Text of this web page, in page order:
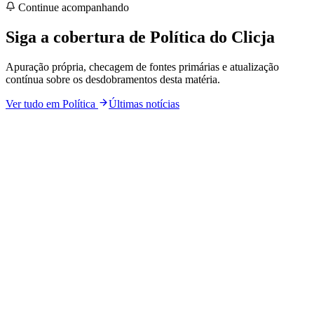
Continue acompanhando
Siga a cobertura de Política do Clicja
Apuração própria, checagem de fontes primárias e atualização
contínua sobre os desdobramentos desta matéria.
Ver tudo em Política Últimas notícias